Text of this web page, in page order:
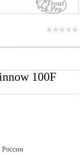
100F
России